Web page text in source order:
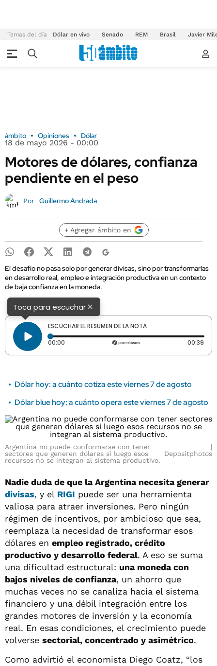
Temas del día Dólar en vivo Senado REM Brasil Javier
ámbito Opiniones Dólar
18 de mayo 2026 - 00:00
Motores de dólares, confianza
pendiente en el peso
Por Guillermo Andrada
+ Agregar ámbito en
El desafío no pasa solo por generar divisas, sino por transformarlas
en desarrollo real, empleo e integración productiva en un contexto
de baja confianza en la moneda.
Toca para escuchar×
ESCUCHAR EL RESUMEN DE LA NOTA
00:00 Tiempo transcurrido: 0 segundos 00:39
Dólar hoy: a cuánto cotiza este viernes 7 de agosto
Dólar blue hoy: a cuánto opera este viernes 7 de agosto
Argentina no puede conformarse con tener
sectores que generen dólares si luego esos
recursos no se integran al sistema productivo.
Depositphotos
Nadie duda de que la Argentina necesita generar
divisas, y el RIGI puede ser una herramienta
valiosa para atraer inversiones. Pero ningún
régimen de incentivos, por ambicioso que sea,
reemplaza la necesidad de transformar esos
dólares en empleo registrado, crédito
productivo y desarrollo federal. A eso se suma
una dificultad estructural: una moneda con
bajos niveles de confianza, un ahorro que
muchas veces no se canaliza hacia el sistema
financiero y una débil integración entre los
grandes motores de inversión y la economía
real. En esas condiciones, el crecimiento puede
volverse sectorial, concentrado y asimétrico.
Como advirtió el economista Diego Coatz, “los